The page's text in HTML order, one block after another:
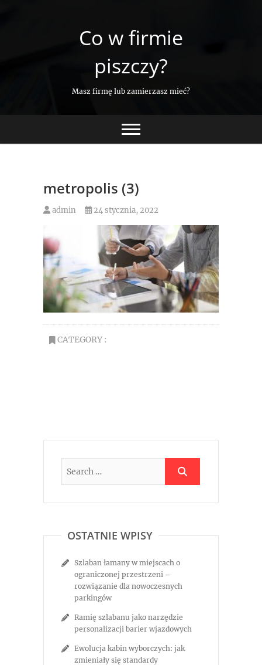
Co w firmie
piszczy?
Masz firmę lub zamierzasz mieć?
metropolis (3)
admin 24 stycznia, 2022
CATEGORY :
OSTATNIE WPISY
Szlaban łamany w miejscach o
ograniczonej przestrzeni –
rozwiązanie dla nowoczesnych
parkingów
Ramię szlabanu jako narzędzie
personalizacji barier wjazdowych
Ewolucja kabin wyborczych: jak
zmieniały się standardy